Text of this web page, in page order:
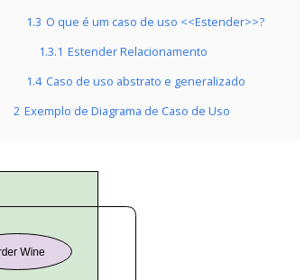
1.3 O que é um caso de uso <<Estender>>?
1.3.1 Estender Relacionamento
1.4 Caso de uso abstrato e generalizado
2 Exemplo de Diagrama de Caso de Uso